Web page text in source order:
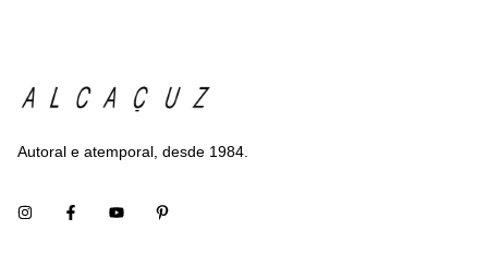
Autoral e atemporal, desde 1984.